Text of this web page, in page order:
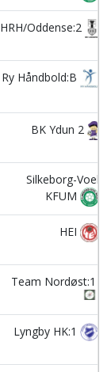
HRH/Oddense:2
Ry Håndbold:B
BK Ydun 2
Silkeborg-Voel
KFUM
HEI
Team Nordøst:1
Lyngby HK:1